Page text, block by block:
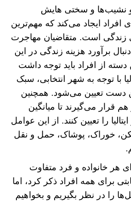
نشیب‌ها و سختی هایش
افراد ایجاد می‌کند که مهم‌ترین
زندگی است. متقاضیان مهاجرت
دنبال برآورد هزینه زندگی در این
از افراد باید توجه داشت
با توجه به شهر انتخابی، سبک
دست تعیین می‌شود. همچنین
قرار می‌گیرند تا میانگین
را تعیین کنند. از این عوامل
خوراک، پوشاک، حمل و نقل
هر خانواده و فرد متفاوت
برای همه افراد ذکر کرد، اما
را در نظر بگیریم و بخواهیم